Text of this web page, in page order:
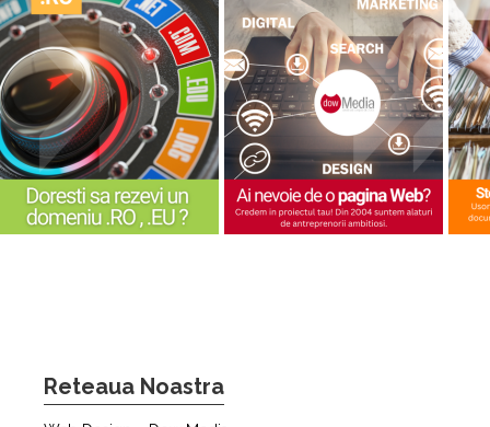
Reteaua Noastra